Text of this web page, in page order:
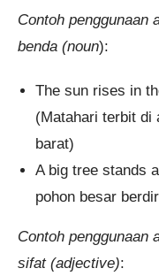
Contoh penggunaan
benda (noun):
The sun rises in
(Matahari terbit di
barat)
A big tree stands
pohon besar
Contoh penggunaan
sifat (adjective):